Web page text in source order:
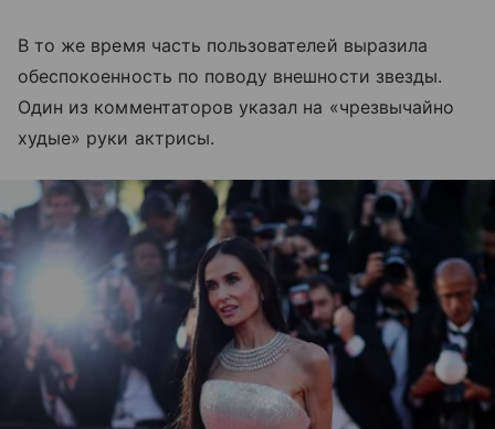
В то же время часть пользователей выразила
обеспокоенность по поводу внешности звезды.
Один из комментаторов указал на «чрезвычайно
худые» руки актрисы.